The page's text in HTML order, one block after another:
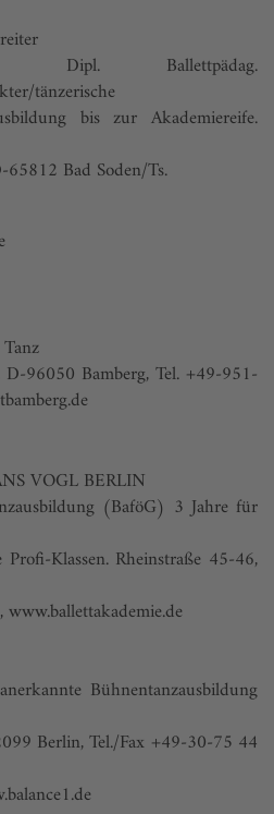
tänzerische
bis zur Akademiereife.
Bad Soden/Ts.
96050 Bamberg, Tel. +49-951-
VOGL BERLIN
(BaföG) 3 Jahre für
Klassen. Rheinstraße 45-46,
Bühnentanzausbildung
Berlin, Tel./Fax +49-30-75 44